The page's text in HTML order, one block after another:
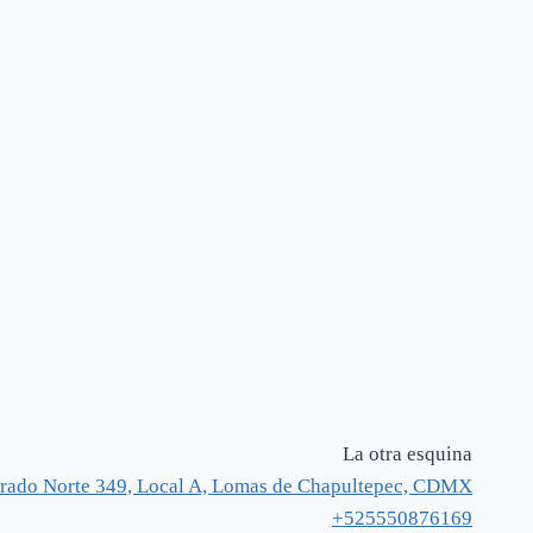
La otra esquina
Norte 349, Local A, Lomas de Chapultepec, CDMX
+525550876169